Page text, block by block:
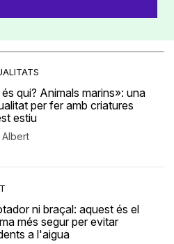
és qui? Animals marins»: una
per fer amb criatures
estiu
Albert
ni braçal: aquest és el
més segur per evitar
a l'aigua